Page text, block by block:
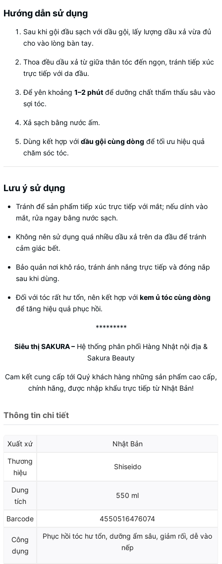
Hướng dẫn sử dụng
Sau khi gội đầu sạch với dầu gội, lấy lượng dầu xả vừa đủ
cho vào lòng bàn tay.
Thoa đều dầu xả từ giữa thân tóc đến ngọn, tránh tiếp xúc
trực tiếp với da đầu.
Để yên khoảng 1–2 phút để dưỡng chất thẩm thấu sâu vào
sợi tóc.
Xả sạch bằng nước ấm.
Dùng kết hợp với dầu gội cùng dòng để tối ưu hiệu quả
chăm sóc tóc.
Lưu ý sử dụng
Tránh để sản phẩm tiếp xúc trực tiếp với mắt; nếu dính vào
mắt, rửa ngay bằng nước sạch.
Không nên sử dụng quá nhiều dầu xả trên da đầu để tránh
cảm giác bết.
Bảo quản nơi khô ráo, tránh ánh nắng trực tiếp và đóng nắp
sau khi dùng.
Đối với tóc rất hư tổn, nên kết hợp với kem ủ tóc cùng dòng
để tăng hiệu quả phục hồi.
*********
Siêu thị SAKURA– Hệ thống phân phối Hàng Nhật nội địa &
Sakura Beauty
Cam kết cung cấp tới Quý khách hàng những sản phẩm cao cấp,
chính hãng, được nhập khẩu trực tiếp từ Nhật Bản!
Thông tin chi tiết
Xuất xứ Nhật Bản
Thương
hiệu
Shiseido
Dung
tích
550 ml
Barcode 4550516476074
Công
dụng
Phục hồi tóc hư tổn, dưỡng ẩm sâu, giảm rối, dễ vào
nếp